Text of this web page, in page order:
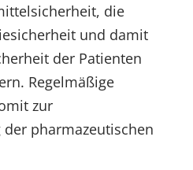
die
und damit
der Patienten
Regelmäßige
zur
pharmazeutischen